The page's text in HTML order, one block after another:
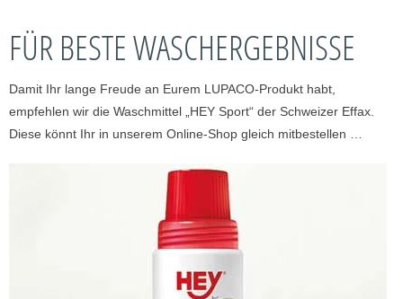
FÜR BESTE WASCHERGEBNISSE
Damit Ihr lange Freude an Eurem LUPACO-Produkt habt,
empfehlen wir die Waschmittel „HEY Sport“ der Schweizer Effax.
Diese könnt Ihr in unserem Online-Shop gleich mitbestellen …